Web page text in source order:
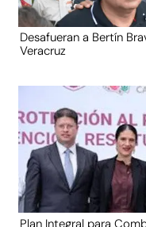
Desafueran a Bertín
Veracruz
Plan Integral para